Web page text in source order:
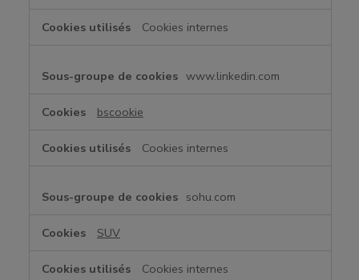
Cookies internes
www.linkedin.com
bscookie
Cookies internes
sohu.com
SUV
Cookies internes